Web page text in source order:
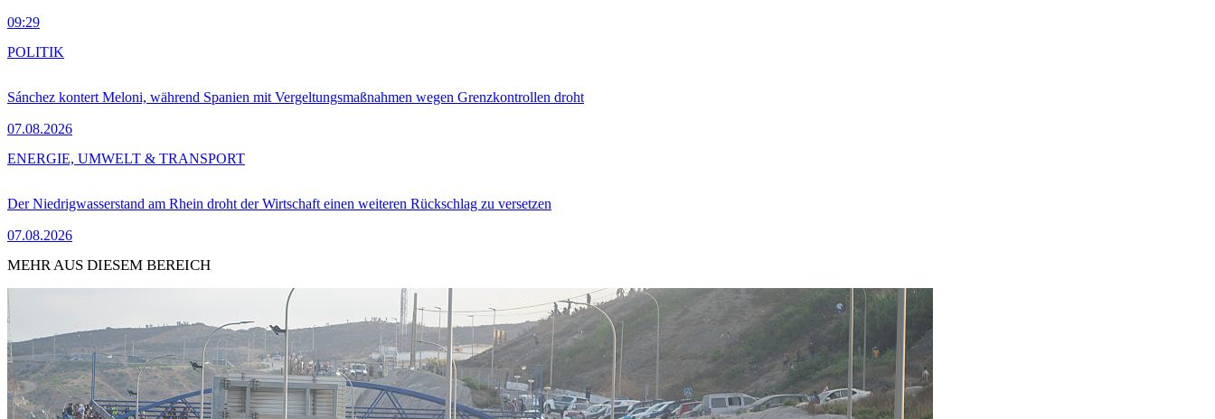
09:29
Sánchez kontert Meloni, während Spanien mit Vergeltungsmaßnahmen wegen Grenzkontrollen droht
07.08.2026
POLITIK
Der Niedrigwasserstand am Rhein droht der Wirtschaft einen weiteren Rückschlag zu versetzen
07.08.2026
ENERGIE, UMWELT & TRANSPORT
MEHR AUS DIESEM BEREICH